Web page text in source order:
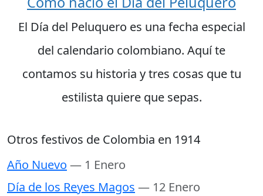
El Día del Peluquero es una fecha especial
del calendario colombiano. Aquí te
contamos su historia y tres cosas que tu
estilista quiere que sepas.
Otros festivos de Colombia en 1914
Año Nuevo — 1 Enero
Día de los Reyes Magos — 12 Enero